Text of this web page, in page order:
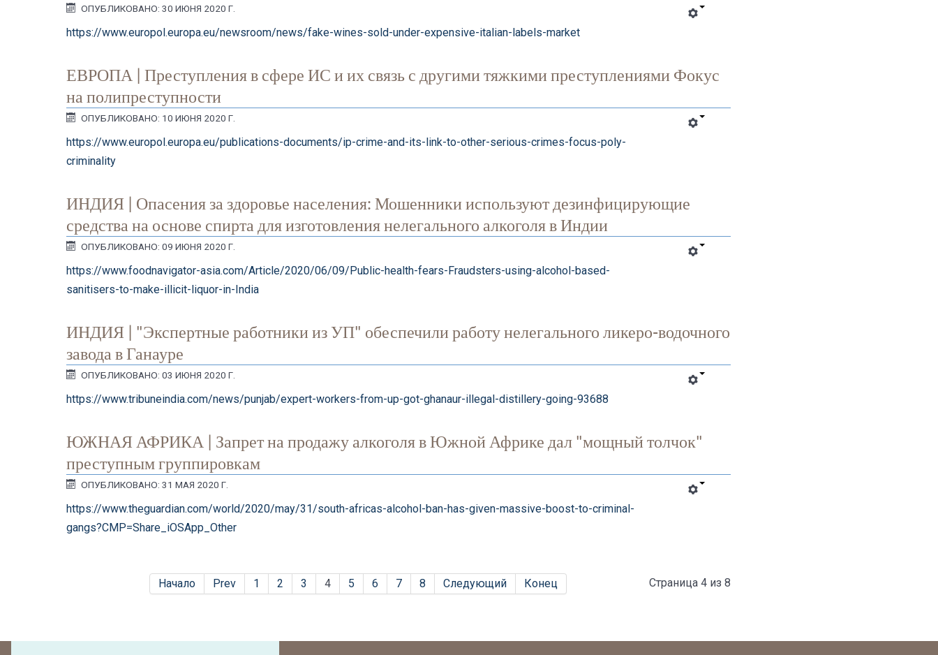
ОПУБЛИКОВАНО: 30 ИЮНЯ 2020 Г.
https://www.europol.europa.eu/newsroom/news/fake-wines-sold-under-expensive-italian-labels-market
ЕВРОПА | Преступления в сфере ИС и их связь с другими тяжкими преступлениями Фокус
на полипреступности
ОПУБЛИКОВАНО: 10 ИЮНЯ 2020 Г.
https://www.europol.europa.eu/publications-documents/ip-crime-and-its-link-to-other-serious-crimes-focus-poly-
criminality
ИНДИЯ | Опасения за здоровье населения: Мошенники используют дезинфицирующие
средства на основе спирта для изготовления нелегального алкоголя в Индии
ОПУБЛИКОВАНО: 09 ИЮНЯ 2020 Г.
https://www.foodnavigator-asia.com/Article/2020/06/09/Public-health-fears-Fraudsters-using-alcohol-based-
sanitisers-to-make-illicit-liquor-in-India
ИНДИЯ | "Экспертные работники из УП" обеспечили работу нелегального ликеро-водочного
завода в Ганауре
ОПУБЛИКОВАНО: 03 ИЮНЯ 2020 Г.
https://www.tribuneindia.com/news/punjab/expert-workers-from-up-got-ghanaur-illegal-distillery-going-93688
ЮЖНАЯ АФРИКА | Запрет на продажу алкоголя в Южной Африке дал "мощный толчок"
преступным группировкам
ОПУБЛИКОВАНО: 31 МАЯ 2020 Г.
https://www.theguardian.com/world/2020/may/31/south-africas-alcohol-ban-has-given-massive-boost-to-criminal-
gangs?CMP=Share_iOSApp_Other
Страница 4 из 8
Начало Prev 1 2 3 4 5 6 7 8 Следующий Конец